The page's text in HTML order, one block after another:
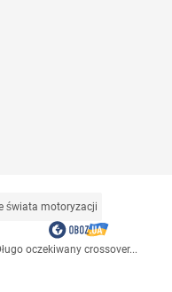
świata motoryzacji
oczekiwany crossover...